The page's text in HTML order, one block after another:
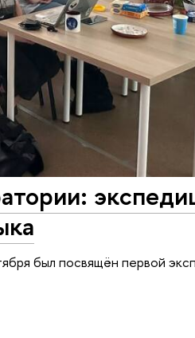
был посвящён первой